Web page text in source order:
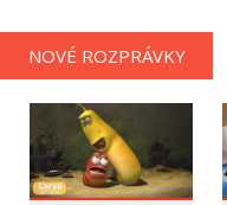
NOVÉ ROZPRÁVKY